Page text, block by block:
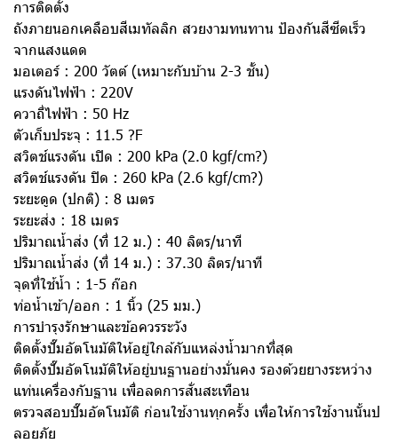
การติดตั้ง
ถังภายนอกเคลือบสีเมทัลลิก สวยงามทนทาน ป้องกันสีซีดเร็ว
จากแสงแดด
มอเตอร์ : 200 วัตต์ (เหมาะกับบ้าน 2-3 ชั้น)
แรงดันไฟฟ้า : 220V
ควาถี่ไฟฟ้า : 50 Hz
ตัวเก็บประจุ : 11.5 ?F
สวิตช์แรงดัน เปิด : 200 kPa (2.0 kgf/cm?)
สวิตช์แรงดัน ปิด : 260 kPa (2.6 kgf/cm?)
ระยะดูด (ปกติ) : 8 เมตร
ระยะส่ง : 18 เมตร
ปริมาณน้ำส่ง (ที่ 12 ม.) : 40 ลิตร/นาที
ปริมาณน้ำส่ง (ที่ 14 ม.) : 37.30 ลิตร/นาที
จุดที่ใช้น้ำ : 1-5 ก๊อก
ท่อน้ำเข้า/ออก : 1 นิ้ว (25 มม.)
การบำรุงรักษาและข้อควรระวัง
ติดตั้งปั๊มอัตโนมัติให้อยู่ใกล้กับแหล่งน้ำมากที่สุด
ติดตั้งปั๊มอัตโนมัติให้อยู่บนฐานอย่างมั่นคง รองด้วยยางระหว่าง
แท่นเครื่องกับฐาน เพื่อลดการสั่นสะเทือน
ตรวจสอบปั๊มอัตโนมัติ ก่อนใช้งานทุกครั้ง เพื่อให้การใช้งานนั้นป
ลอยภัย